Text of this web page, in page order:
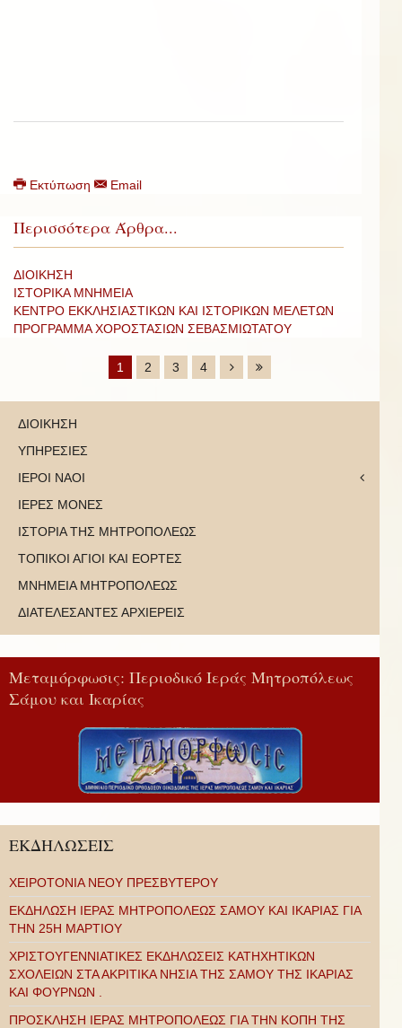
Εκτύπωση Email
Περισσότερα Άρθρα...
ΔΙΟΙΚΗΣΗ
ΙΣΤΟΡΙΚΑ ΜΝΗΜΕΙΑ
ΚΕΝΤΡΟ ΕΚΚΛΗΣΙΑΣΤΙΚΩΝ ΚΑΙ ΙΣΤΟΡΙΚΩΝ ΜΕΛΕΤΩΝ
ΠΡΟΓΡΑΜΜΑ ΧΟΡΟΣΤΑΣΙΩΝ ΣΕΒΑΣΜΙΩΤΑΤΟΥ
1 2 3 4
ΔΙΟΙΚΗΣΗ
ΥΠΗΡΕΣΙΕΣ
ΙΕΡΟΙ ΝΑΟΙ
ΙΕΡΕΣ ΜΟΝΕΣ
ΙΣΤΟΡΙΑ ΤΗΣ ΜΗΤΡΟΠΟΛΕΩΣ
ΤΟΠΙΚΟΙ ΑΓΙΟΙ ΚΑΙ ΕΟΡΤΕΣ
ΜΝΗΜΕΙΑ ΜΗΤΡΟΠΟΛΕΩΣ
ΔΙΑΤΕΛΕΣΑΝΤΕΣ ΑΡΧΙΕΡΕΙΣ
Μεταμόρφωσις: Περιοδικό Ιεράς Μητροπόλεως
Σάμου και Ικαρίας
ΕΚΔΗΛΩΣΕΙΣ
ΧΕΙΡΟΤΟΝΙΑ ΝΕΟΥ ΠΡΕΣΒΥΤΕΡΟΥ
ΕΚΔΗΛΩΣΗ ΙΕΡΑΣ ΜΗΤΡΟΠΟΛΕΩΣ ΣΑΜΟΥ ΚΑΙ ΙΚΑΡΙΑΣ ΓΙΑ
ΤΗΝ 25Η ΜΑΡΤΙΟΥ
ΧΡΙΣΤΟΥΓΕΝΝΙΑΤΙΚΕΣ ΕΚΔΗΛΩΣΕΙΣ ΚΑΤΗΧΗΤΙΚΩΝ
ΣΧΟΛΕΙΩΝ ΣΤΑ ΑΚΡΙΤΙΚΑ ΝΗΣΙΑ ΤΗΣ ΣΑΜΟΥ ΤΗΣ ΙΚΑΡΙΑΣ
ΚΑΙ ΦΟΥΡΝΩΝ .
ΠΡΟΣΚΛΗΣΗ ΙΕΡΑΣ ΜΗΤΡΟΠΟΛΕΩΣ ΓΙΑ ΤΗΝ ΚΟΠΗ ΤΗΣ